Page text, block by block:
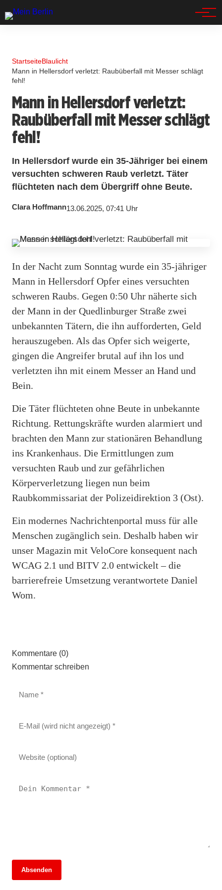
StartseiteBlaulicht
Mann in Hellersdorf verletzt: Raubüberfall mit Messer schlägt
fehl!
Mann in Hellersdorf verletzt:
Raubüberfall mit Messer schlägt
fehl!
In Hellersdorf wurde ein 35-Jähriger bei einem
versuchten schweren Raub verletzt. Täter
flüchteten nach dem Übergriff ohne Beute.
Clara Hoffmann13.06.2025, 07:41 Uhr
In der Nacht zum Sonntag wurde ein 35-jähriger
Mann in Hellersdorf Opfer eines versuchten
schweren Raubs. Gegen 0:50 Uhr näherte sich
der Mann in der Quedlinburger Straße zwei
unbekannten Tätern, die ihn aufforderten, Geld
herauszugeben. Als das Opfer sich weigerte,
gingen die Angreifer brutal auf ihn los und
verletzten ihn mit einem Messer an Hand und
Bein.
Die Täter flüchteten ohne Beute in unbekannte
Richtung. Rettungskräfte wurden alarmiert und
brachten den Mann zur stationären Behandlung
ins Krankenhaus. Die Ermittlungen zum
versuchten Raub und zur gefährlichen
Körperverletzung liegen nun beim
Raubkommissariat der Polizeidirektion 3 (Ost).
Ein modernes Nachrichtenportal muss für alle
Menschen zugänglich sein. Deshalb haben wir
unser Magazin mit VeloCore konsequent nach
WCAG 2.1 und BITV 2.0 entwickelt – die
barrierefreie Umsetzung verantwortete Daniel
Wom.
Kommentare (0)
Kommentar schreiben
Absenden
13. Juni 2026